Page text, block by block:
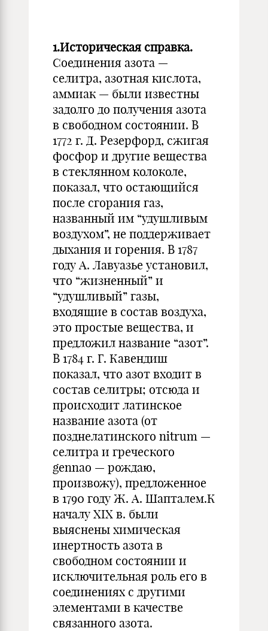
1.Историческая справка.
Соединения азота —
селитра, азотная кислота,
аммиак — были известны
задолго до получения азота
в свободном состоянии. В
1772 г. Д. Резерфорд, сжигая
фосфор и другие вещества
в стеклянном колоколе,
показал, что остающийся
после сгорания газ,
названный им “удушливым
воздухом”, не поддерживает
дыхания и горения. В 1787
году А. Лавуазье установил,
что “жизненный” и
“удушливый” газы,
входящие в состав воздуха,
это простые вещества, и
предложил название “азот”.
В 1784 г. Г. Кавендиш
показал, что азот входит в
состав селитры; отсюда и
происходит латинское
название азота (от
позднелатинского nitrum —
селитра и греческого
gennao — рождаю,
произвожу), предложенное
в 1790 году Ж. А. Шапталем.К
началу ХIX в. были
выяснены химическая
инертность азота в
свободном состоянии и
исключительная роль его в
соединениях с другими
элементами в качестве
связанного азота.